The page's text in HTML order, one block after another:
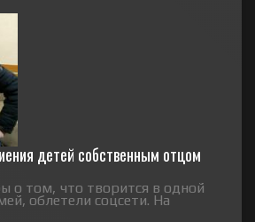
детей собственным отцом
о том, что творится в одной
облетели соцсети. На